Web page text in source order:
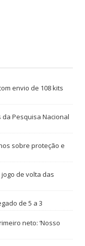
envio de 108 kits
Pesquisa Nacional
sobre proteção e
de volta das
de 5 a 3
neto: ‘Nosso